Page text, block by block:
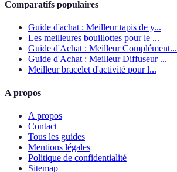
Comparatifs populaires
Guide d'achat : Meilleur tapis de y...
Les meilleures bouillottes pour le ...
Guide d'Achat : Meilleur Complément...
Guide d'Achat : Meilleur Diffuseur ...
Meilleur bracelet d'activité pour l...
A propos
A propos
Contact
Tous les guides
Mentions légales
Politique de confidentialité
Sitemap